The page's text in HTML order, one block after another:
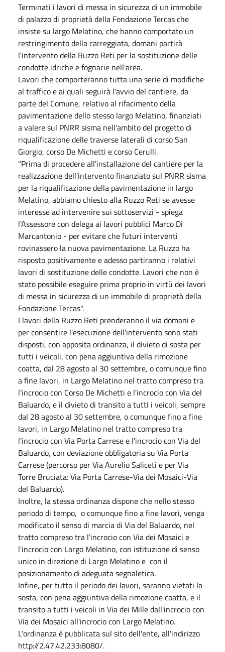
Terminati i lavori di messa in sicurezza di un immobile
di palazzo di proprietà della Fondazione Tercas che
insiste su largo Melatino, che hanno comportato un
restringimento della carreggiata, domani partirà
l'intervento della Ruzzo Reti per la sostituzione delle
condotte idriche e fognarie nell'area.
Lavori che comporteranno tutta una serie di modifiche
al traffico e ai quali seguirà l'avvio del cantiere, da
parte del Comune, relativo al rifacimento della
pavimentazione dello stesso largo Melatino, finanziati
a valere sul PNRR sisma nell'ambito del progetto di
riqualificazione delle traverse laterali di corso San
Giorgio, corso De Michetti e corso Cerulli.
"Prima di procedere all'installazione del cantiere per la
realizzazione dell'intervento finanziato sul PNRR sisma
per la riqualificazione della pavimentazione in largo
Melatino, abbiamo chiesto alla Ruzzo Reti se avesse
interesse ad intervenire sui sottoservizi - spiega
l'Assessore con delega ai lavori pubblici Marco Di
Marcantonio - per evitare che futuri interventi
rovinassero la nuova pavimentazione. La Ruzzo ha
risposto positivamente e adesso partiranno i relativi
lavori di sostituzione delle condotte. Lavori che non è
stato possibile eseguire prima proprio in virtù dei lavori
di messa in sicurezza di un immobile di proprietà della
Fondazione Tercas".
I lavori della Ruzzo Reti prenderanno il via domani e
per consentire l'esecuzione dell'intervento sono stati
disposti, con apposita ordinanza, il divieto di sosta per
tutti i veicoli, con pena aggiuntiva della rimozione
coatta, dal 28 agosto al 30 settembre, o comunque fino
a fine lavori, in Largo Melatino nel tratto compreso tra
l'incrocio con Corso De Michetti e l'incrocio con Via del
Baluardo, e il divieto di transito a tutti i veicoli, sempre
dal 28 agosto al 30 settembre, o comunque fino a fine
lavori, in Largo Melatino nel tratto compreso tra
l'incrocio con Via Porta Carrese e l'incrocio con Via del
Baluardo, con deviazione obbligatoria su Via Porta
Carrese (percorso per Via Aurelio Saliceti e per Via
Torre Bruciata: Via Porta Carrese-Via dei Mosaici-Via
del Baluardo).
Inoltre, la stessa ordinanza dispone che nello stesso
periodo di tempo, o comunque fino a fine lavori, venga
modificato il senso di marcia di Via del Baluardo, nel
tratto compreso tra l'incrocio con Via dei Mosaici e
l'incrocio con Largo Melatino, con istituzione di senso
unico in direzione di Largo Melatino e con il
posizionamento di adeguata segnaletica.
Infine, per tutto il periodo dei lavori, saranno vietati la
sosta, con pena aggiuntiva della rimozione coatta, e il
transito a tutti i veicoli in Via dei Mille dall'incrocio con
Via dei Mosaici all'incrocio con Largo Melatino.
L'ordinanza è pubblicata sul sito dell'ente, all'indirizzo
http://2.47.42.233:8080/.